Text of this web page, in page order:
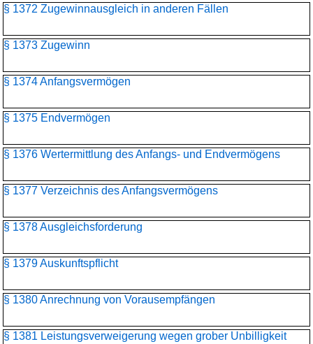
§ 1372 Zugewinnausgleich in anderen Fällen
§ 1373 Zugewinn
§ 1374 Anfangsvermögen
§ 1375 Endvermögen
§ 1376 Wertermittlung des Anfangs- und Endvermögens
§ 1377 Verzeichnis des Anfangsvermögens
§ 1378 Ausgleichsforderung
§ 1379 Auskunftspflicht
§ 1380 Anrechnung von Vorausempfängen
§ 1381 Leistungsverweigerung wegen grober Unbilligkeit